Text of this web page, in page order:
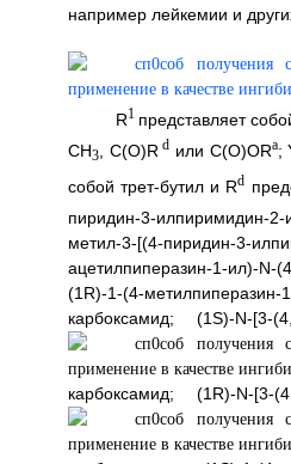
например лейкемии и
R1 представляет
CH3, C(O)R d или C(O)ORa;
собой трет-бутил и Rd
пиридин-3-илпиримидин-
метил-3-[(4-пиридин-3-
ацетилпиперазин-1-ил)-N-
(1R)-1-(4-
карбоксамид; (1S)-N-[3-
карбоксамид; (1R)-N-[3-